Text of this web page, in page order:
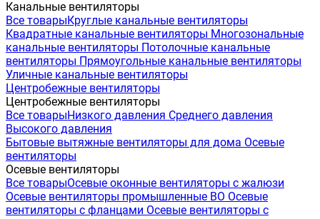
Канальные вентиляторы
Все товарыКруглые канальные вентиляторы
Квадратные канальные вентиляторы Многозональные
канальные вентиляторы Потолочные канальные
вентиляторы Прямоугольные канальные вентиляторы
Уличные канальные вентиляторы
Центробежные вентиляторы
Центробежные вентиляторы
Все товарыНизкого давления Среднего давления
Высокого давления
Бытовые вытяжные вентиляторы для дома Осевые
вентиляторы
Осевые вентиляторы
Все товарыОсевые оконные вентиляторы с жалюзи
Осевые вентиляторы промышленные ВО Осевые
вентиляторы с фланцами Осевые вентиляторы с